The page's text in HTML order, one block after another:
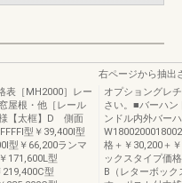
表［MH2000］レー
屋根・他［レール
【太框】D 側面
型￥39,400I型
型￥66,200ランマ
171,600L型
型
右ページから抽出
オプショングレ
さい。■バーハン
ンドル内外バー
格＋￥30,200＋
ックスタイプ価
B（レターボッ